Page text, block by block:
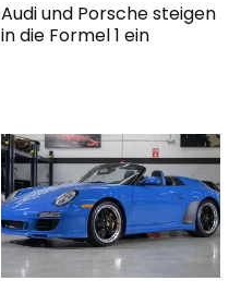
Audi und Porsche steigen
in die Formel 1 ein